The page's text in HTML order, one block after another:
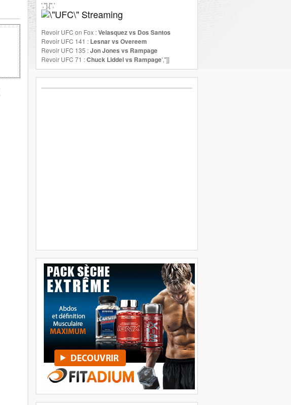
',''],['','
Streaming
Revoir UFC on Fox :Velasquez vs Dos Santos
Revoir UFC 141 : Lesnar vs Overeem
Revoir UFC 135 :Jon Jones vs Rampage
Revoir UFC 71 :Chuck Liddel vs Rampage','']]